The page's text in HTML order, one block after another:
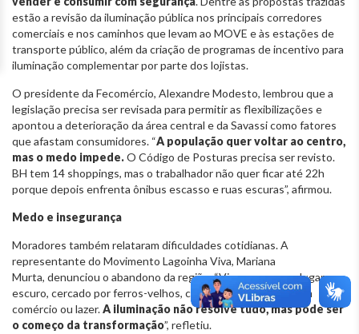
estão a revisão da iluminação pública nos principais corredores
comerciais e nos caminhos que levam ao MOVE e às estações de
transporte público, além da criação de programas de incentivo para
iluminação complementar por parte dos lojistas.
O presidente da Fecomércio, Alexandre Modesto, lembrou que a
legislação precisa ser revisada para permitir as flexibilizações e
apontou a deterioração da área central e da Savassi como fatores
que afastam consumidores. “A população quer voltar ao centro,
mas o medo impede.O Código de Posturas precisa ser revisto.
BH tem 14 shoppings, mas o trabalhador não quer ficar até 22h
porque depois enfrenta ônibus escasso e ruas escuras”, afirmou.
Medo e insegurança
Moradores também relataram dificuldades cotidianas. A
representante do Movimento Lagoinha Viva, Mariana
Murta, denunciou o abandono da região. “Vivemos em um lugar
escuro, cercado por ferros-velhos, com furtos de cabos, sem
comércio ou lazer.A iluminação não resolve tudo, mas pode ser
o começo da transformação”, refletiu.